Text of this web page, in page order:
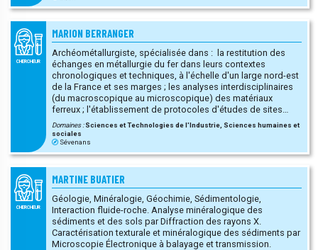
CHERCHEUR
MARION BERRANGER
Archéométallurgiste, spécialisée dans : la restitution des
échanges en métallurgie du fer dans leurs contextes
chronologiques et techniques, à l'échelle d'un large nord-est
de la France et ses marges ; les analyses interdisciplinaires
(du macroscopique au microscopique) des matériaux
ferreux ; l'établissement de protocoles d'études de sites
sidérurgiques anciens (de la fouille au laboratoire) ; la
pratique de l'archéologie expérimentale en réduction directe.
Domaines :Sciences et Technologies de l'Industrie, Sciences humaines et
sociales
Sévenans
CHERCHEUR
MARTINE BUATIER
Géologie, Minéralogie, Géochimie, Sédimentologie,
Interaction fluide-roche. Analyse minéralogique des
sédiments et des sols par Diffraction des rayons X.
Caractérisation texturale et minéralogique des sédiments par
Microscopie Électronique à balayage et transmission.